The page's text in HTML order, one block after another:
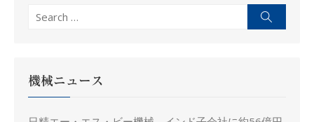
Search
機械ニュース